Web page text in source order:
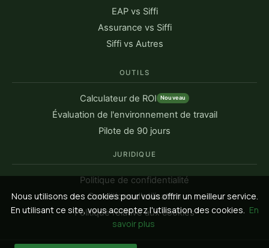
EAP vs Siffi
Assurance vs Siffi
Siffi vs Autres
OUTILS
Calculateur de ROI Nouveau
Évaluation de l'environnement de travail
Pilote de 90 jours
JURIDIQUE
Politique de confidentialité
Conditions d'utilisation
Politique relative aux cookies
Nous utilisons des cookies pour vous offrir un meilleur service.
En utilisant ce site, vous acceptez l'utilisation des cookies. En
savoir plus